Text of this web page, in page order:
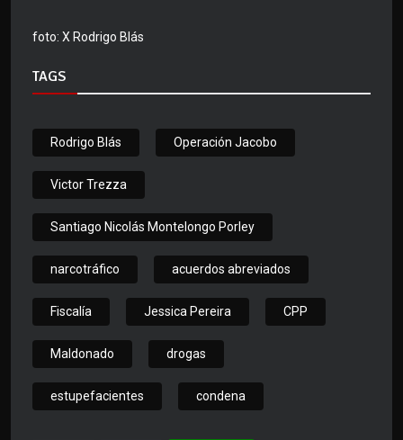
foto: X Rodrigo Blás
TAGS
Rodrigo Blás Operación Jacobo
Victor Trezza
Santiago Nicolás Montelongo Porley
narcotráfico acuerdos abreviados
Fiscalía Jessica Pereira CPP
Maldonado drogas
estupefacientes condena